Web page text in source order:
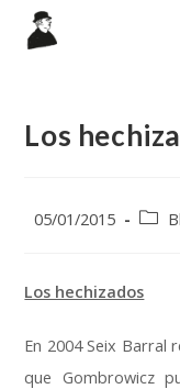
Los
Publicación
entrada:
05/01/2015
Los hechizados
En 2004 Seix Barral
que Gombrowicz